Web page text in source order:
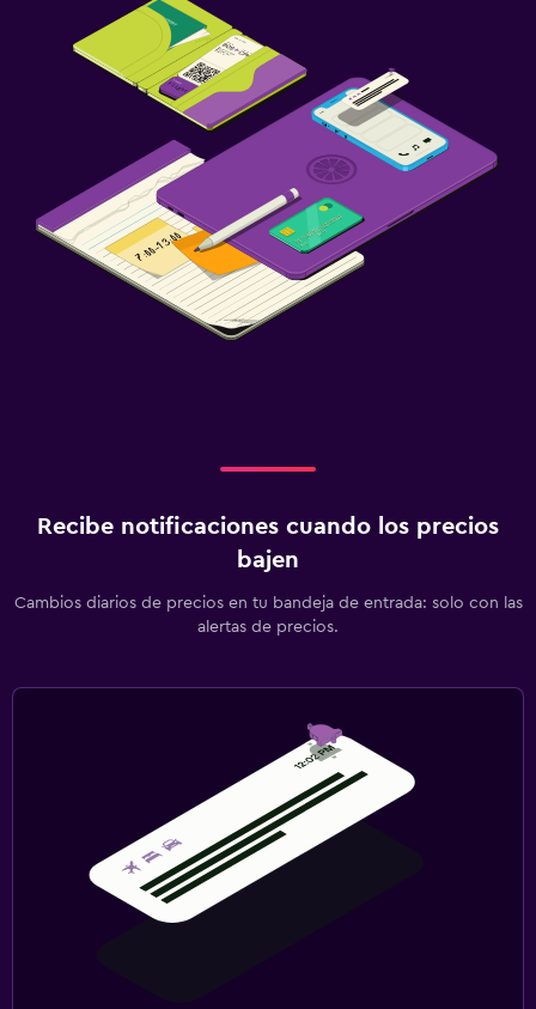
Recibe notificaciones cuando los precios
bajen
Cambios diarios de precios en tu bandeja de entrada: solo con las
alertas de precios.